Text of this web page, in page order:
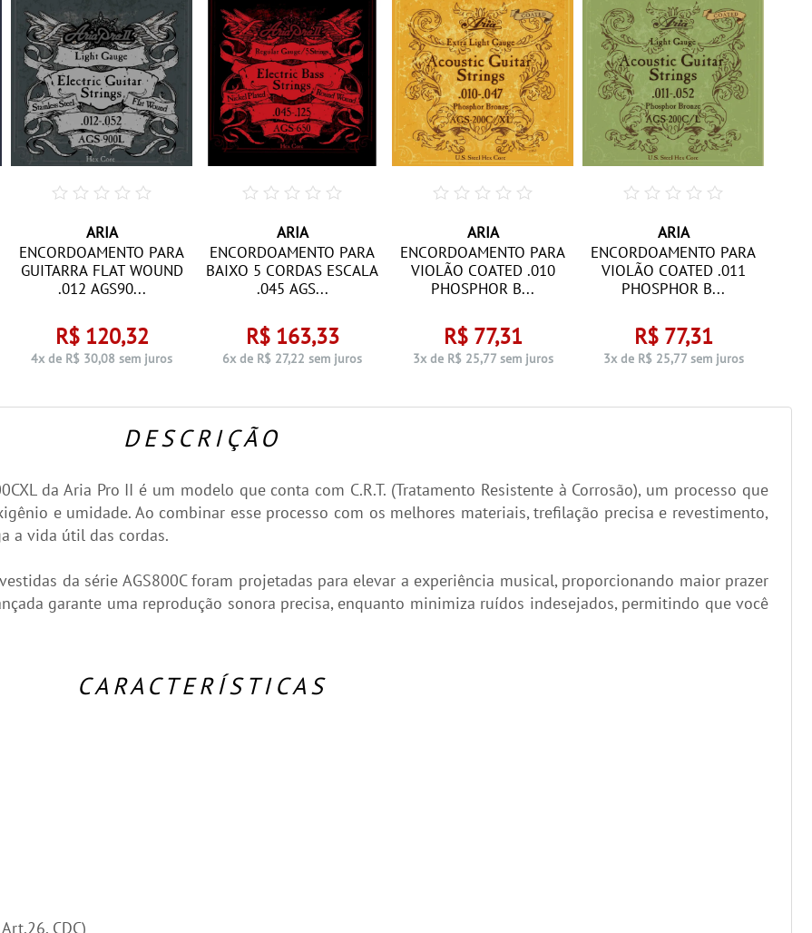
ARIA
ENCORDOAMENTO PARA
GUITARRA FLAT WOUND
.012 AGS90...
R$ 120,32
4x de R$ 30,08 sem juros
ARIA
ENCORDOAMENTO PARA
BAIXO 5 CORDAS ESCALA
.045 AGS...
R$ 163,33
6x de R$ 27,22 sem juros
ARIA
ENCORDOAMENTO PARA
VIOLÃO COATED .010
PHOSPHOR B...
R$ 77,31
3x de R$ 25,77 sem juros
ARIA
ENCORDOAMENTO PARA
VIOLÃO COATED .011
PHOSPHOR B...
R$ 77,31
3x de R$ 25,77 sem juros
DESCRIÇÃO
da Aria Pro II é um modelo que conta com C.R.T. (Tratamento Resistente à Corrosão), um processo que
e umidade. Ao combinar esse processo com os melhores materiais, trefilação precisa e revestimento,
a vida útil das cordas.
da série AGS800C foram projetadas para elevar a experiência musical, proporcionando maior prazer
garante uma reprodução sonora precisa, enquanto minimiza ruídos indesejados, permitindo que você
CARACTERÍSTICAS
CDC)